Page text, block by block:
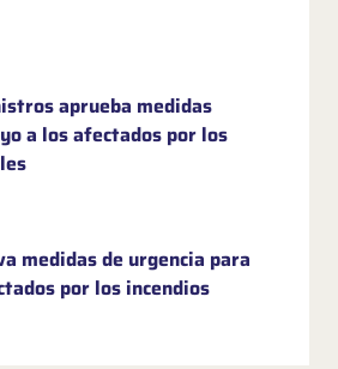
aprueba medidas
a los afectados por los
medidas de urgencia para
por los incendios